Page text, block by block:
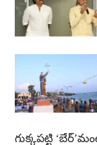
గుక్కపట్టి